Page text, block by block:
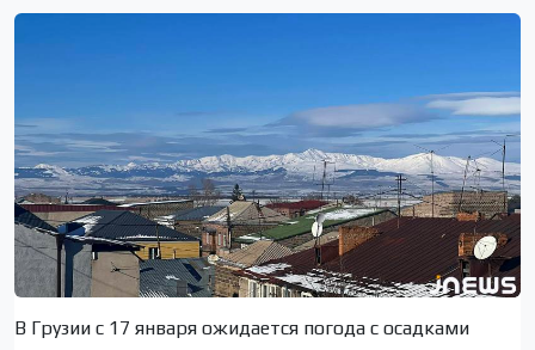
В Грузии с 17 января ожидается погода с осадками